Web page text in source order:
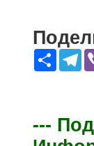
Share
---